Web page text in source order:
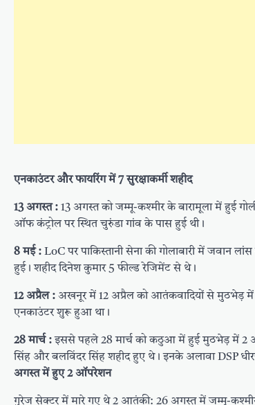
एनकाउंटर और फायरिंग में 7 सुरक्षाकर्मी शहीद
13 अगस्त : 13 अगस्त को जम्मू-कश्मीर के बारामूला में हुई
ऑफ कंट्रोल पर स्थित चुरुंडा गांव के पास हुई थी।
8 मई : LoC पर पाकिस्तानी सेना की गोलाबारी में जवान
हुई। शहीद दिनेश कुमार 5 फील्ड रेजिमेंट से थे।
12 अप्रैल : अखनूर में 12 अप्रैल को आतंकवादियों से मुठभेड़
एनकाउंटर शुरू हुआ था।
28 मार्च :इससे पहले 28 मार्च को कठुआ में हुई मुठभेड़ में 2
सिंह और बलविंदर सिंह शहीद हुए थे। इनके अलावा DSP
अगस्त में हुए 2 ऑपरेशन
गुरेज सेक्टर में मारे गए थे 2 आतंकी: 26 अगस्त में जम्मू-